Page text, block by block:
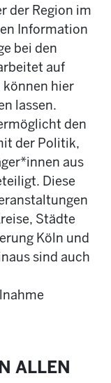
der Region im
Information
bei den
auf
können hier
lassen.
den
der Politik,
aus
Diese
Städte
Köln und
sind auch
ALLEN